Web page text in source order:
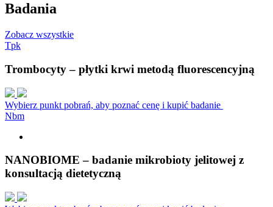
Badania
Zobacz wszystkie
Tpk
Trombocyty – płytki krwi metodą fluorescencyjną
Wybierz punkt pobrań, aby poznać cenę i kupić badanie
Nbm
NANOBIOME – badanie mikrobioty jelitowej z
konsultacją dietetyczną